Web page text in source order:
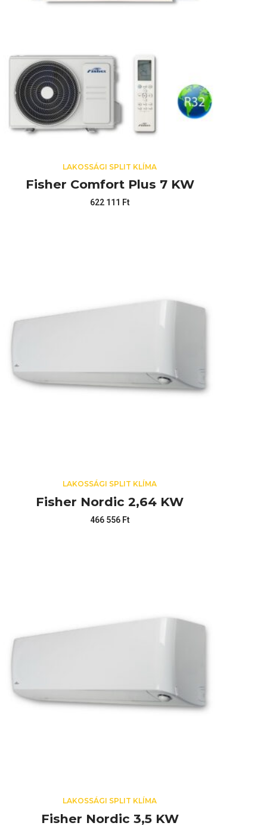
LAKOSSÁGI SPLIT KLÍMA
Fisher Comfort Plus 7 KW
622 111 Ft
LAKOSSÁGI SPLIT KLÍMA
Fisher Nordic 2,64 KW
466 556 Ft
LAKOSSÁGI SPLIT KLÍMA
Fisher Nordic 3,5 KW